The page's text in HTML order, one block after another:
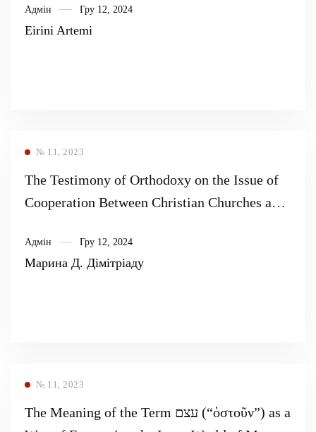
Heteronomous, Autonomous and Christian
Perspective
Адмін Гру 12, 2024
Eirini Artemi
№ 11, 2023
The Testimony of Orthodoxy on the Issue of
Cooperation Between Christian Churches and
Адмін Гру 12, 2024
Марина Д. Дімітріаду
№ 11, 2023
The Meaning of the Term עצם (“ὁστοῦν”) as a